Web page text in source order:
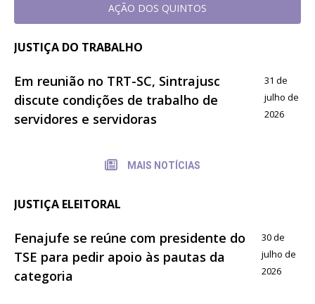
AÇÃO DOS QUINTOS
JUSTIÇA DO TRABALHO
Em reunião no TRT-SC, Sintrajusc
discute condições de trabalho de
servidores e servidoras
31 de
julho de
2026
MAIS NOTÍCIAS
JUSTIÇA ELEITORAL
Fenajufe se reúne com presidente do
TSE para pedir apoio às pautas da
categoria
30 de
julho de
2026